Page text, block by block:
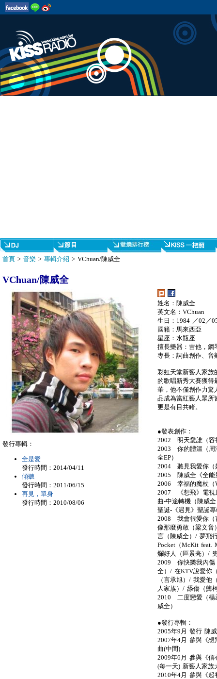
首頁 > 音樂 > 專輯介紹 > VChuan/陳威全
VChuan/陳威全
姓名：陳威全
英文名：VChuan
生日：1984 ／02／
國籍：馬來西亞
星座：水瓶座
擅長樂器：吉他，鋼
專長：詞曲創作、音
彩虹天堂新藝人家族
的歌唱新秀大賽獲得
華，他不僅創作力驚
品成為當紅藝人眾所
更是有目共睹。
●發表創作：
2002 明天愛誰（容
2003 你的體溫（周
全EP）
2004 聽見我愛你（
2005 陳威全《全能
2006 幸福的魔杖（
2007 《想飛》電視
曲-中途轉機（陳威
聖誕-《遇見》聖誕
2008 我會很愛你（
像那麼勇敢（梁文
言（陳威全）/ 夢飛
Pocket（McKit feat.
爛好人（區景亮）/
2009 你快樂我內傷
全）/ 在KTV說愛你
（言承旭）/ 我愛他
人家族）/ 舔傷（龔
2010 二度戀愛（楊
威全）
●發行專輯：
2005年9月 發行 陳
2007年4月 參與《
曲(中間)
2009年6月 參與《
(每一天) 新藝人家族
2010年4月 參與《起
發行專輯：
全是愛
發行時間：2014/04/11
傾聽
發行時間：2011/06/15
再見，單身
發行時間：2010/08/06